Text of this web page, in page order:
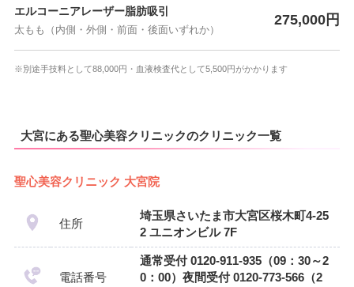
エルコーニアレーザー脂肪吸引
太もも（内側・外側・前面・後面いずれか）
275,000円
※別途手技料として88,000円・血液検査代として5,500円がかかります
大宮にある聖心美容クリニックのクリニック一覧
聖心美容クリニック 大宮院
住所
埼玉県さいたま市大宮区桜木町4-25
2 ユニオンビル 7F
電話番号
通常受付 0120-911-935（09：30～2
0：00）夜間受付 0120-773-566（2